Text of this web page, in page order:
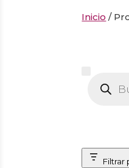
Inicio /
Filtrar